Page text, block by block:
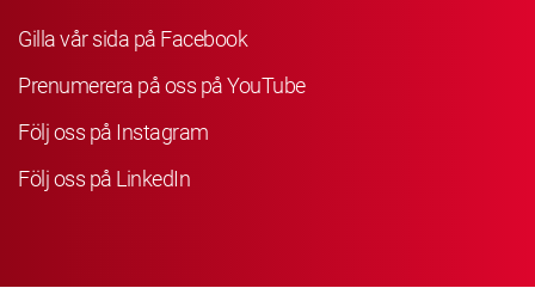
Gilla vår sida på Facebook
Prenumerera på oss på YouTube
Följ oss på Instagram
Följ oss på LinkedIn